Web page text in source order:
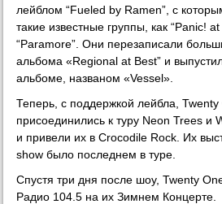
лейблом “Fueled by Ramen”, с
такие известные группы, как “Panic!
“Paramore”. Они перезаписали
альбома «Regional at Best” и
альбоме, названом «Vessel».
Теперь, с поддержкой лейбла,
присоединились к туру Neon Trees и
и привели их в Crocodile Rock. Их
show было последнем в туре.
Спустя три дня после шоу, Twenty
Радио 104.5 на их Зимнем Концерте.